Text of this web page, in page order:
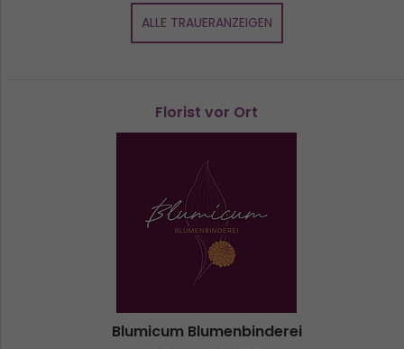
ALLE TRAUERANZEIGEN
Florist vor Ort
Blumicum Blumenbinderei